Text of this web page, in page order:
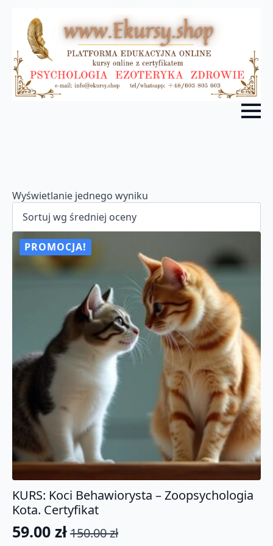
Wyświetlanie jednego wyniku
PROMOCJA!
KURS: Koci Behawiorysta – Zoopsychologia
Kota. Certyfikat
150.00zł
Pierwotna
59.00 zł
Aktualna